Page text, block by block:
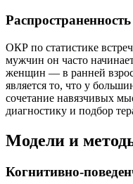
Распространенность
ОКР по статистике
мужчин он часто
женщин — в ранней
является то, что у
сочетание навязчивых
диагностику и подбор
Модели и
Когнитивно-